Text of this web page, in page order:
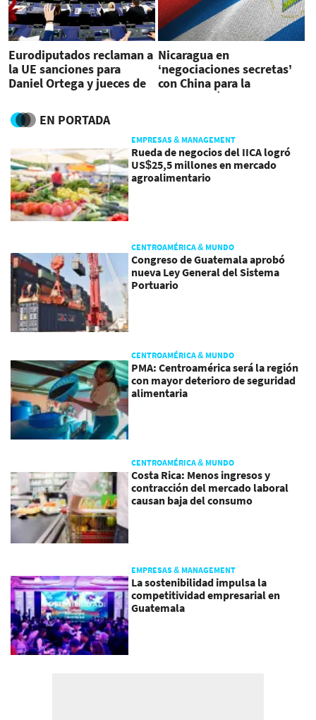
Eurodiputados reclaman a
la UE sanciones para
Daniel Ortega y jueces de
Nicaragua en
‘negociaciones secretas’
con China para la
construcción de un puerto
EN PORTADA
EMPRESAS & MANAGEMENT
Rueda de negocios del IICA logró
US$25,5 millones en mercado
agroalimentario
CENTROAMÉRICA & MUNDO
Congreso de Guatemala aprobó
nueva Ley General del Sistema
Portuario
CENTROAMÉRICA & MUNDO
PMA: Centroamérica será la región
con mayor deterioro de seguridad
alimentaria
CENTROAMÉRICA & MUNDO
Costa Rica: Menos ingresos y
contracción del mercado laboral
causan baja del consumo
EMPRESAS & MANAGEMENT
La sostenibilidad impulsa la
competitividad empresarial en
Guatemala